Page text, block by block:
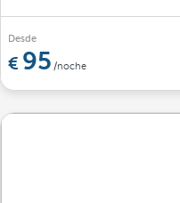
Desde
95 /noche